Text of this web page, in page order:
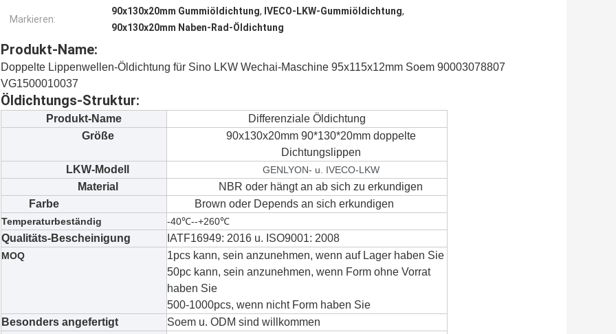
Markieren:
90x130x20mm Gummiöldichtung, IVECO-LKW-Gummiöldichtung,
90x130x20mm Naben-Rad-Öldichtung
Produkt-Name:
Doppelte Lippenwellen-Öldichtung für Sino LKW Wechai-Maschine 95x115x12mm Soem 90003078807
VG1500010037
Öldichtungs-Struktur:
Produkt-Name
Differenziale Öldichtung
Größe
90x130x20mm 90*130*20mm doppelte
Dichtungslippen
LKW-Modell
GENLYON- u. IVECO-LKW
Material
NBR oder hängt an ab sich zu erkundigen
Farbe
Brown oder Depends an sich erkundigen
Temperaturbeständig -40℃--+260℃
Qualitäts-Bescheinigung IATF16949: 2016 u. ISO9001: 2008
MOQ
1pcs kann, sein anzunehmen, wenn auf Lager haben Sie
50pc kann, sein anzunehmen, wenn Form ohne Vorrat
haben Sie
500-1000pcs, wenn nicht Form haben Sie
Besonders angefertigt
Soem u. ODM sind willkommen